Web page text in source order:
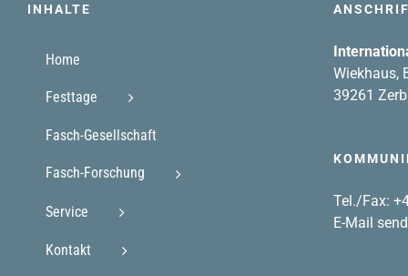
INHALTE
Home
Festtage
Fasch-Gesellschaft
Fasch-Forschung
Service
Kontakt
Wiekhaus,
39261
Tel./Fax:
E-Mail